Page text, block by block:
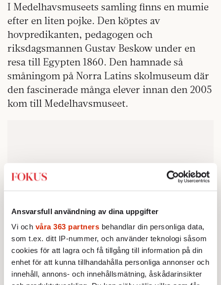
Ansvarsfull användning av dina uppgifter
Vi och våra 363 partners behandlar din personliga data,
som t.ex. ditt IP-nummer, och använder teknologi såsom
cookies för att lagra och få tillgång till information på din
enhet för att kunna tillhandahålla personliga annonser och
innehåll, annons- och innehållsmätning, åskådarinsikter
I Medelhavsmuseets samling finns en mumie
efter en liten pojke. Den köptes av
hovpredikanten, pedagogen och
riksdagsmannen Gustav Beskow under en
resa till Egypten 1860. Den hamnade så
småningom på Norra Latins skolmuseum där
den fascinerade många elever innan den 2005
kom till Medelhavsmuseet.